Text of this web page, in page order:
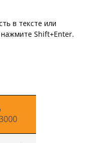
в тексте или
Shift+Enter.